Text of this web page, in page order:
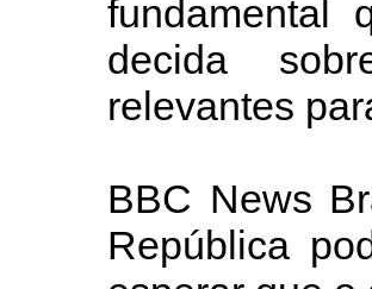
fundamental
decida
relevantes
BBC News
República